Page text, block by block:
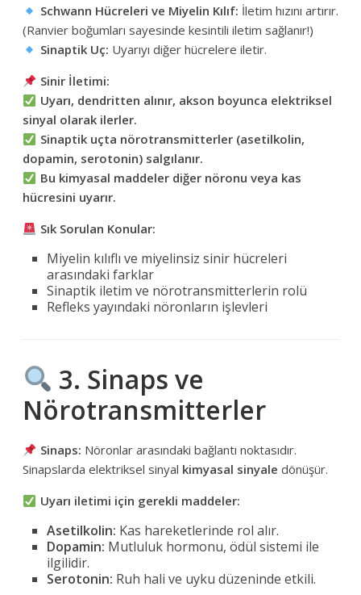
Schwann Hücreleri ve Miyelin Kılıf: İletim hızını artırır.
(Ranvier boğumları sayesinde kesintili iletim sağlanır!)
Sinaptik Uç: Uyarıyı diğer hücrelere iletir.
Sinir İletimi:
Uyarı, dendritten alınır, akson boyunca elektriksel
sinyal olarak ilerler.
Sinaptik uçta nörotransmitterler (asetilkolin,
dopamin, serotonin) salgılanır.
Bu kimyasal maddeler diğer nöronu veya kas
hücresini uyarır.
Sık Sorulan Konular:
Miyelin kılıflı ve miyelinsiz sinir hücreleri
arasındaki farklar
Sinaptik iletim ve nörotransmitterlerin rolü
Refleks yayındaki nöronların işlevleri
3. Sinaps ve
Nörotransmitterler
Sinaps: Nöronlar arasındaki bağlantı noktasıdır.
Sinapslarda elektriksel sinyal kimyasal sinyale dönüşür.
Uyarı iletimi için gerekli maddeler:
Asetilkolin: Kas hareketlerinde rol alır.
Dopamin: Mutluluk hormonu, ödül sistemi ile
ilgilidir.
Serotonin: Ruh hali ve uyku düzeninde etkili.